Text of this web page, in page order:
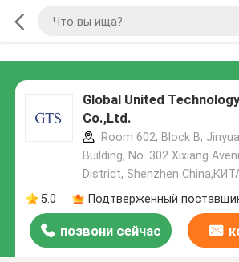
Global United
Co.,Ltd.
Room 602, Block B,
Building, No. 302 Xixiang
District, Shenzhen
5.0
Подтверженный
позвони сейчас